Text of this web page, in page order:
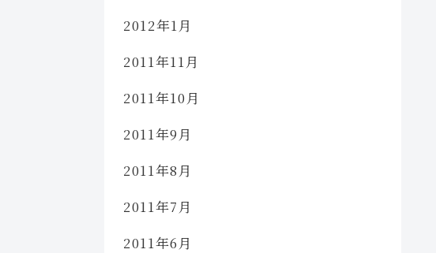
2012年1月
2011年11月
2011年10月
2011年9月
2011年8月
2011年7月
2011年6月